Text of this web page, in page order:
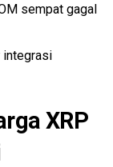
sempat gagal
integrasi
XRP